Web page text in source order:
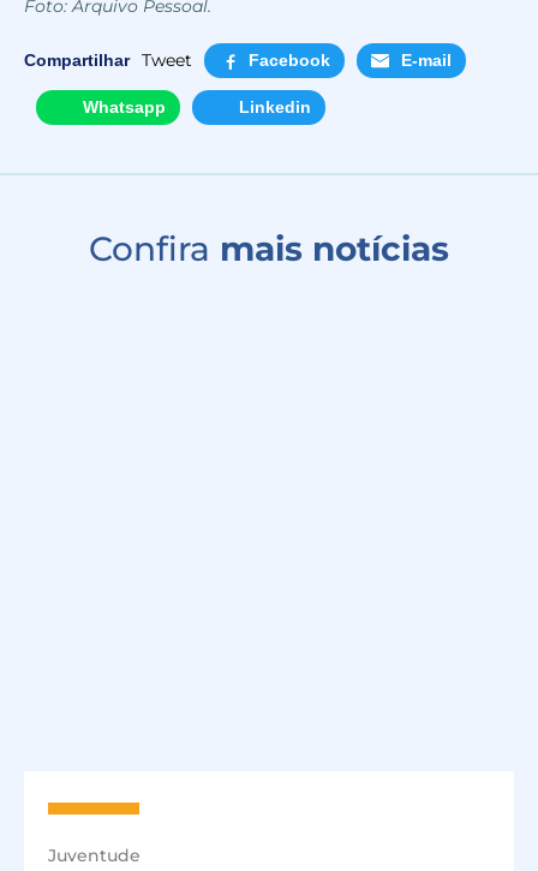
Foto: Arquivo Pessoal.
Compartilhar Tweet Facebook E-mail
Whatsapp Linkedin
Confira mais notícias
Juventude